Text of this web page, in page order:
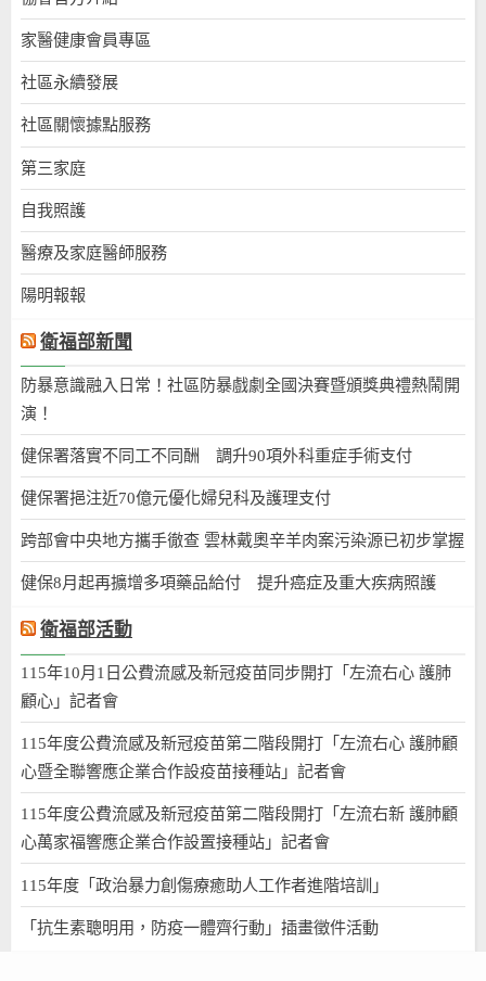
家醫健康會員專區
社區永續發展
社區關懷據點服務
第三家庭
自我照護
醫療及家庭醫師服務
陽明報報
衛福部新聞
防暴意識融入日常！社區防暴戲劇全國決賽暨頒獎典禮熱鬧開
演！
健保署落實不同工不同酬 調升90項外科重症手術支付
健保署挹注近70億元優化婦兒科及護理支付
跨部會中央地方攜手徹查 雲林戴奧辛羊肉案污染源已初步掌握
健保8月起再擴增多項藥品給付 提升癌症及重大疾病照護
衛福部活動
115年10月1日公費流感及新冠疫苗同步開打「左流右心 護肺
顧心」記者會
115年度公費流感及新冠疫苗第二階段開打「左流右心 護肺顧
心暨全聯響應企業合作設疫苗接種站」記者會
115年度公費流感及新冠疫苗第二階段開打「左流右新 護肺顧
心萬家福響應企業合作設置接種站」記者會
115年度「政治暴力創傷療癒助人工作者進階培訓」
「抗生素聰明用，防疫一體齊行動」插畫徵件活動